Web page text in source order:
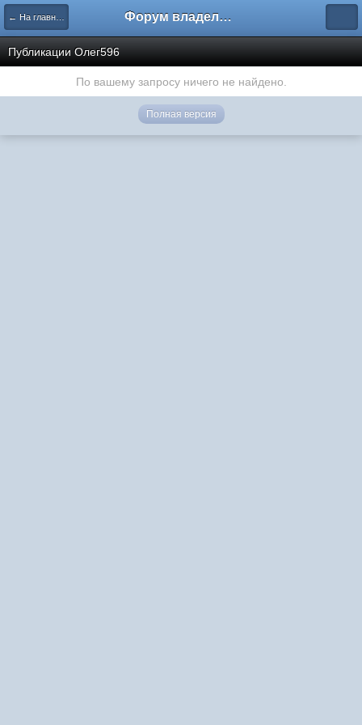
← На главную Форум владельцев интернет-магазинов
Публикации Олег596
По вашему запросу ничего не найдено.
Полная версия